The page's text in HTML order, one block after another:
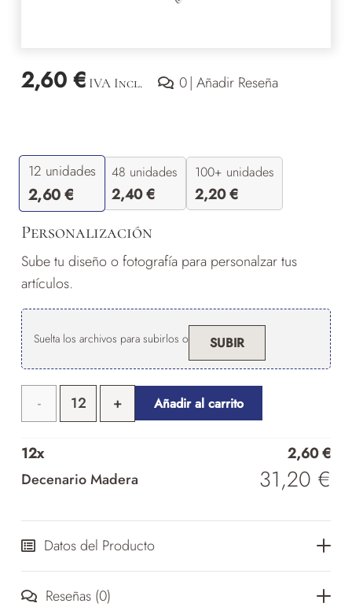
2,60 € IVA Incl. 0valoraciones
| Añadir Reseña
12 unidades
2,60€
48 unidades
2,40€
100+ unidades
2,20€
Personalización
Sube tu diseño o fotografía para personalzar tus
artículos.
Suelta los archivos para subirlos o SUBIR
Decenario
cantidad
Añadir al carrito
12x 2,60€
Decenario Madera
31,20 €
Datos del Producto
Reseñas (0)